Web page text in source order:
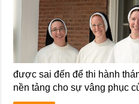
được sai đến để thi hành
nền tảng cho sự vâng phục